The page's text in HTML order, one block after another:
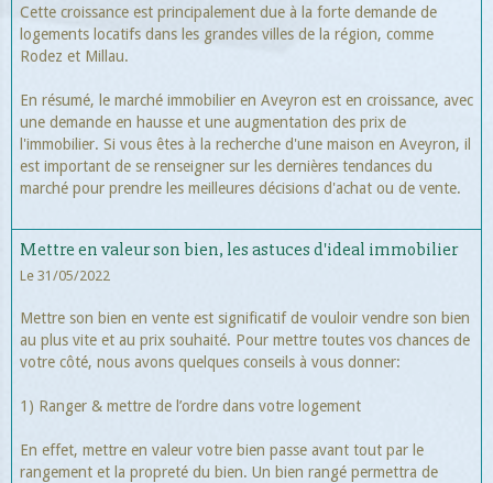
Cette croissance est principalement due à la forte demande de
logements locatifs dans les grandes villes de la région, comme
Rodez et Millau.
En résumé, le marché immobilier en Aveyron est en croissance, avec
une demande en hausse et une augmentation des prix de
l'immobilier. Si vous êtes à la recherche d'une maison en Aveyron, il
est important de se renseigner sur les dernières tendances du
marché pour prendre les meilleures décisions d'achat ou de vente.
Mettre en valeur son bien, les astuces d'ideal immobilier
Le 31/05/2022
Mettre son bien en vente est significatif de vouloir vendre son bien
au plus vite et au prix souhaité. Pour mettre toutes vos chances de
votre côté, nous avons quelques conseils à vous donner:
1) Ranger & mettre de l’ordre dans votre logement
En effet, mettre en valeur votre bien passe avant tout par le
rangement et la propreté du bien. Un bien rangé permettra de